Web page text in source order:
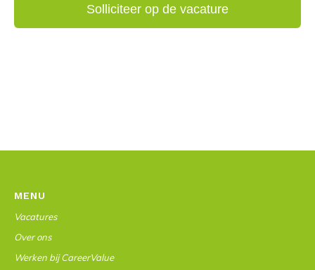
MENU
Vacatures
Over ons
Werken bij CareerValue